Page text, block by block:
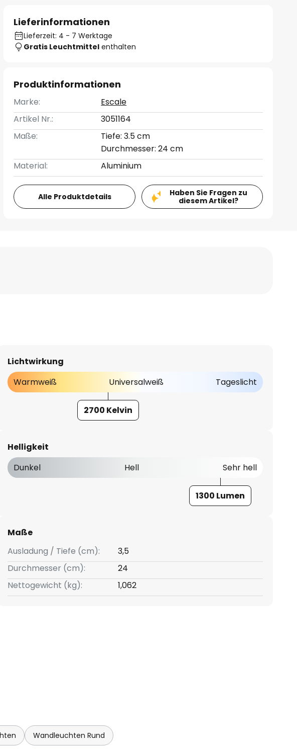
Lieferinformationen
Lieferzeit: 4 - 7 Werktage
Gratis Leuchtmittel enthalten
Produktinformationen
Marke:
Escale
Artikel Nr.:
3051164
Maße:
Tiefe: 3.5 cm
Durchmesser: 24 cm
Material:
Aluminium
Alle Produktdetails
Haben Sie Fragen zu
diesem Artikel?
Lichtwirkung
Warmweiß
Universalweiß Tageslicht
2700 Kelvin
Helligkeit
Dunkel
Hell Sehr hell
1300 Lumen
Maße
Ausladung / Tiefe (cm):
3,5
Durchmesser (cm):
24
Nettogewicht (kg):
1,062
Wandleuchten Rund